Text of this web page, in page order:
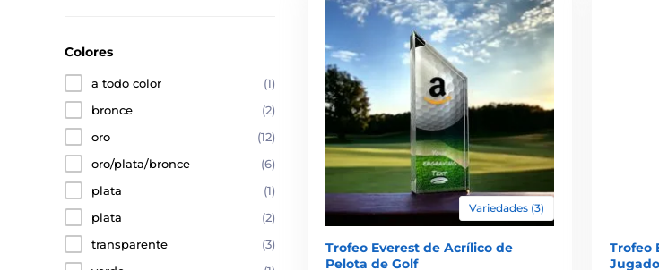
Colores
a todo color
(1)
bronce
(2)
oro
(12)
oro/plata/bronce
(6)
plata
(1)
plata
(2)
transparente
(3)
Variedades (3)
Trofeo Everest de Acrílico de
Pelota de Golf
Trofeo